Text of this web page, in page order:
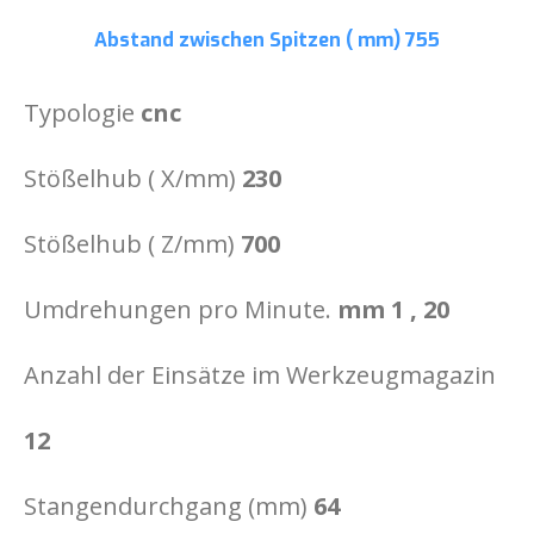
Abstand zwischen Spitzen ( mm)755
Typologie cnc
Stößelhub ( X/mm) 230
Stößelhub ( Z/mm) 700
Umdrehungen pro Minute. mm 1 ‚ 20
Anzahl der Einsätze im Werkzeugmagazin
12
Stangendurchgang (mm) 64